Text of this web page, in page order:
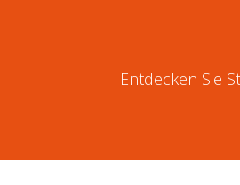
Entdecken Sie